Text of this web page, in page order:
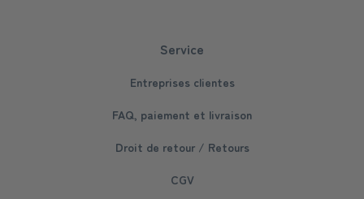
Service
Entreprises clientes
FAQ, paiement et livraison
Droit de retour / Retours
CGV